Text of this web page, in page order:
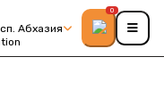
Абхазия
0